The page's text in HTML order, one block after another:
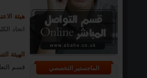
هيئة
اتحاد
الهيئة
قسم
الماجستير التخصصي